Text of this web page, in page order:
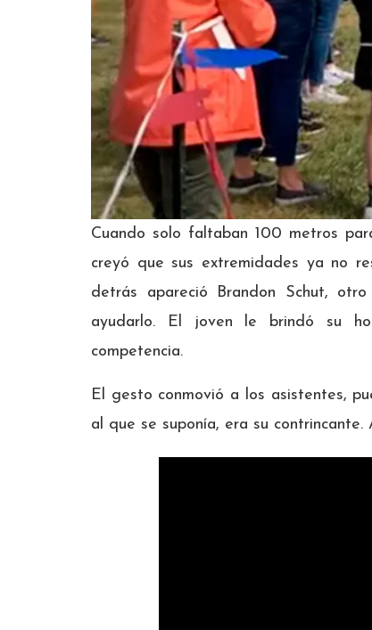
Cuando solo faltaban 100 metros
creyó que sus extremidades ya no
detrás apareció Brandon Schut,
ayudarlo. El joven le brindó su
competencia.
El gesto conmovió a los asistentes,
al que se suponía, era su